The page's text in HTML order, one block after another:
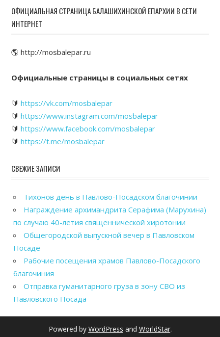
ОФИЦИАЛЬНАЯ СТРАНИЦА БАЛАШИХИНСКОЙ ЕПАРХИИ В СЕТИ
ИНТЕРНЕТ
🌎 http://mosbalepar.ru
Официальные страницы в социальных сетях
🔰 https://vk.com/mosbalepar
🔰 https://www.instagram.com/mosbalepar
🔰 https://www.facebook.com/mosbalepar
🔰 https://t.me/mosbalepar
СВЕЖИЕ ЗАПИСИ
Тихонов день в Павлово-Посадском благочинии
Награждение архимандрита Серафима (Марухина)
по случаю 40-летия священнической хиротонии
Общегородской выпускной вечер в Павловском
Посаде
Рабочие посещения храмов Павлово-Посадского
благочиния
Отправка гуманитарного груза в зону СВО из
Павловского Посада
Powered by WordPress and WorldStar.